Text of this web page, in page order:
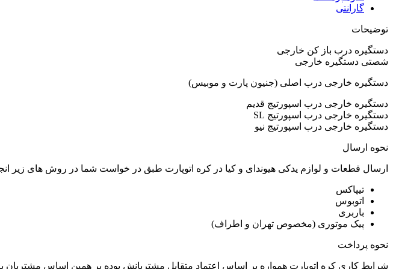
گارانتی
توضیحات
دستگیره درب باز کن خارجی
شصتی دستگیره خارجی
دستگیره خارجی درب اصلی (جنیون پارت و موبیس)
دستگیره خارجی درب اسپورتیج قدیم
دستگیره خارجی درب اسپورتیج SL
دستگیره خارجی درب اسپورتیج نیو
نحوه ارسال
ارسال قطعات و لوازم یدکی هیوندای و کیا در کره اتوپارت طبق در خواست شما در روش های زیر
تیپاکس
اتوبوس
باربری
پیک موتوری (مخصوص تهران و اطراف)
نحوه پرداخت
شرایط کاری کره اتوپارت همواره بر اساس اعتماد متقابل مشتریانش بوده بر همین اساس